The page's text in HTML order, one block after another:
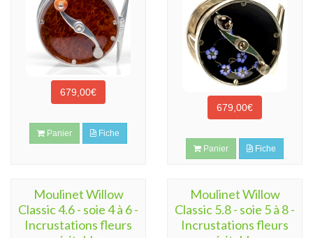
679,00€
Panier Fiche
679,00€
Panier Fiche
Moulinet Willow
Classic 4.6 - soie 4 à 6 -
Incrustations fleurs
Moulinet Willow
Classic 5.8 - soie 5 à 8 -
Incrustations fleurs